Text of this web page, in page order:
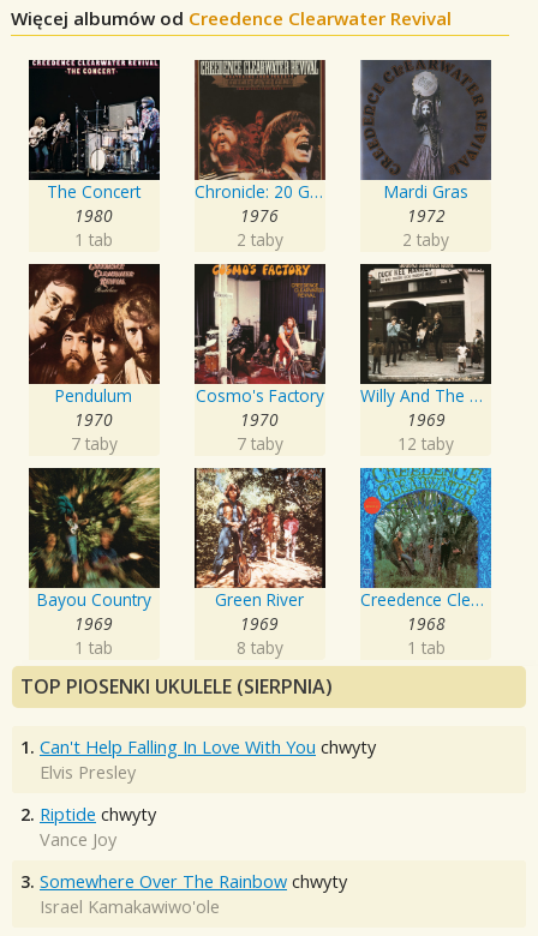
Więcej albumów od Creedence Clearwater Revival
The Concert
1980
1 tab
Chronicle: 20 Greatest Hits
1976
2 taby
Mardi Gras
1972
2 taby
Pendulum
1970
7 taby
Cosmo's Factory
1970
7 taby
Willy And The Poor Boys
1969
12 taby
Bayou Country
1969
1 tab
Green River
1969
8 taby
Creedence Clearwater Revival
1968
1 tab
TOP PIOSENKI UKULELE (SIERPNIA)
1. Can't Help Falling In Love With You chwyty
Elvis Presley
2. Riptide chwyty
Vance Joy
3. Somewhere Over The Rainbow chwyty
Israel Kamakawiwo'ole